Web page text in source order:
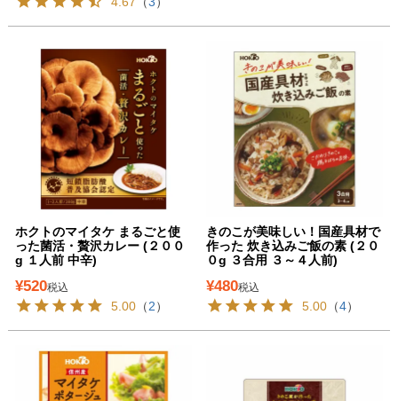
ホクトのマイタケ まるごと使
った菌活・贅沢カレー (２００
g １人前 中辛)
¥520税込
5.00（2）
きのこが美味しい！国産具材で
作った 炊き込みご飯の素 (２０
０g ３合用 ３～４人前)
¥480税込
5.00 （4）